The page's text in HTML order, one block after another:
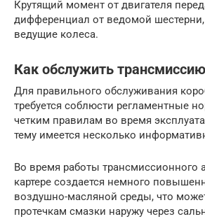
Крутящий момент от двигателя
дифференциал от ведомой шестерни,
ведущие колеса.
Как обслужить
Для правильного обслуживания
требуется соблюсти регламентные
четким правилам во время
тему имеется несколько
Во время работы трансмиссионного
картере создается немного
воздушно-масляной среды, что
протечкам смазки наружу через